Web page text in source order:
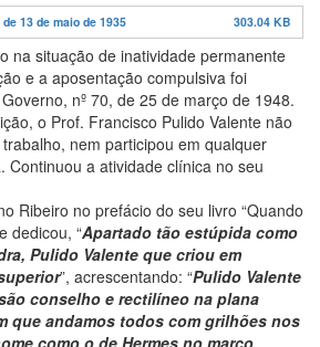
13 de maio de 1935 303.04 KB
na situação de inatividade permanente
e a aposentação compulsiva foi
nº 70, de 25 de março de 1948.
o Prof. Francisco Pulido Valente não
nem participou em qualquer
Continuou a atividade clínica no seu
Ribeiro no prefácio do seu livro “Quando
dedicou, “Apartado tão estúpida como
Pulido Valente que criou em
”, acrescentando: “Pulido Valente
conselho e rectilíneo na plana
que andamos todos com grilhões nos
como o de Hermes no marco